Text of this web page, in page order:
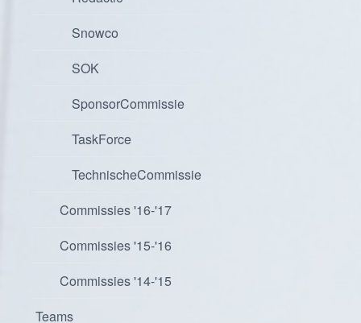
Snowco
SOK
SponsorCommissie
TaskForce
TechnischeCommissie
Commissies '16-'17
Commissies '15-'16
Commissies '14-'15
Teams